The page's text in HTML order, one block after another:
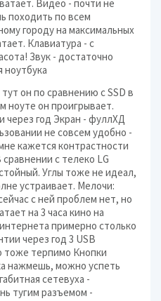
Видео - почти не
походить по всем
городу на максимальных
Клавиатура - с
Звук - достаточно
ноутбука
он по сравнению с SSD в
он проигрывает.
через год Экран - фуллХД
не совсем удобно -
кажется контрастности
с телеко LG
Углы тоже не идеал,
устраивает. Мелочи:
с ней проблем нет, но
на 3 часа кино на
примерно столько
через год 3 USB
тоже терпимо Кнопки
нажмешь, можно успеть
сетевуха -
тугим разъемом -